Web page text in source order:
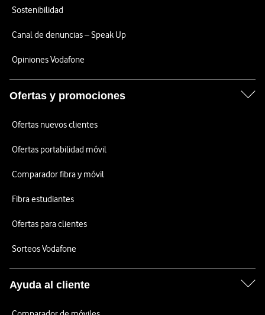
Sostenibilidad
Canal de denuncias – Speak Up
Opiniones Vodafone
Ofertas y promociones
Ofertas nuevos clientes
Ofertas portabilidad móvil
Comparador fibra y móvil
Fibra estudiantes
Ofertas para clientes
Sorteos Vodafone
Ayuda al cliente